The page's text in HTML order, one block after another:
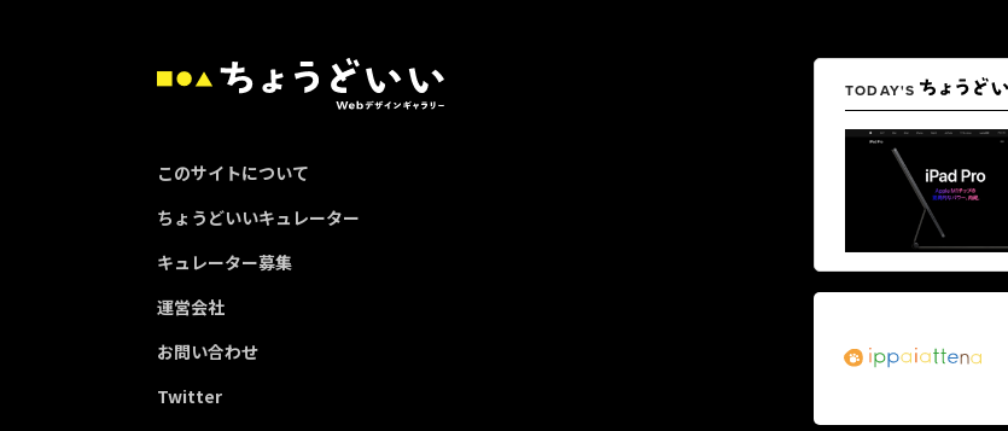
このサイトについて
ちょうどいいキュレーター
キュレーター募集
運営会社
お問い合わせ
Twitter
TODAY'S